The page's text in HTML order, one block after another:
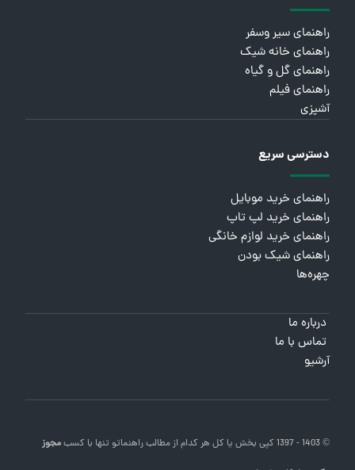
راهنمای سیر وسفر
راهنمای خانه شیک
راهنمای گل و گیاه
راهنمای فیلم
آشپزی
دسترسی سریع
راهنمای خرید موبایل
راهنمای خرید لپ تاپ
راهنمای خرید لوازم خانگی
راهنمای شیک بودن
چهره‌ها
درباره ما
تماس با ما
آرشیو
© 1403 - 1397 کپی بخش یا کل هر کدام از مطالب راهنماتو تنها با کسبمجوز